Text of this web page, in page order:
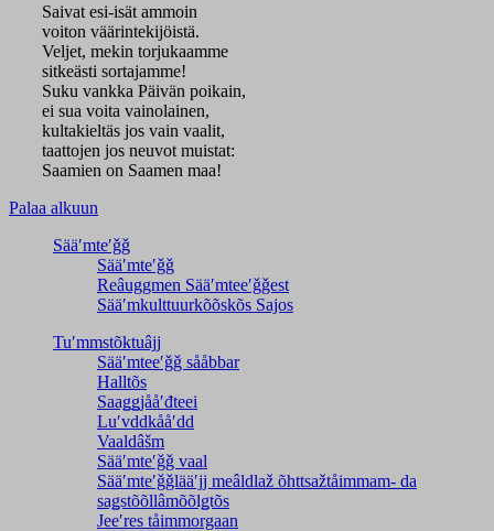
Saivat esi-isät ammoin
voiton väärintekijöistä.
Veljet, mekin torjukaamme
sitkeästi sortajamme!
Suku vankka Päivän poikain,
ei sua voita vainolainen,
kultakieltäs jos vain vaalit,
taattojen jos neuvot muistat:
Saamien on Saamen maa!
Palaa alkuun
Sääʹmteʹǧǧ
Sääʹmteʹǧǧ
Reâuggmen Sääʹmteeʹǧǧest
Sääʹmkulttuurkõõskõs Sajos
Tuʹmmstõktuâjj
Sääʹmteeʹǧǧ sååbbar
Halltõs
Saaǥǥjååʹđteei
Luʹvddkååʹdd
Vaaldâšm
Sääʹmteʹǧǧ vaal
Sääʹmteʹǧǧlääʹjj meâldlaž õhttsažtåimmam- da
saǥstõõllâmõõlǥtõs
Jeeʹres tåimmorgaan